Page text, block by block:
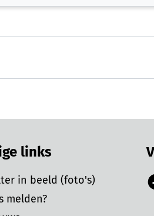
links
in beeld (foto's)
melden?